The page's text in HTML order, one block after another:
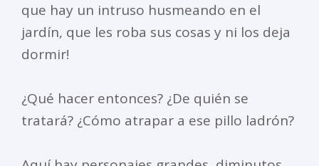
que hay un intruso husmeando en el
jardín, que les roba sus cosas y ni los deja
dormir!
¿Qué hacer entonces? ¿De quién se
tratará? ¿Cómo atrapar a ese pillo ladrón?